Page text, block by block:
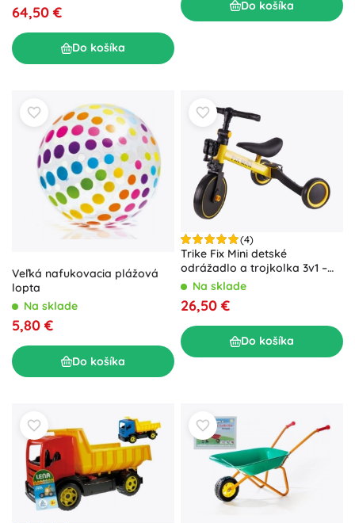
64,50 €
Do košíka
Do košíka
Veľká nafukovacia plážová
lopta
Na sklade
5,80 €
Do košíka
(4)
Trike Fix Mini detské
odrážadlo a trojkolka 3v1 –
žltáNa sklade
26,50 €
Do košíka